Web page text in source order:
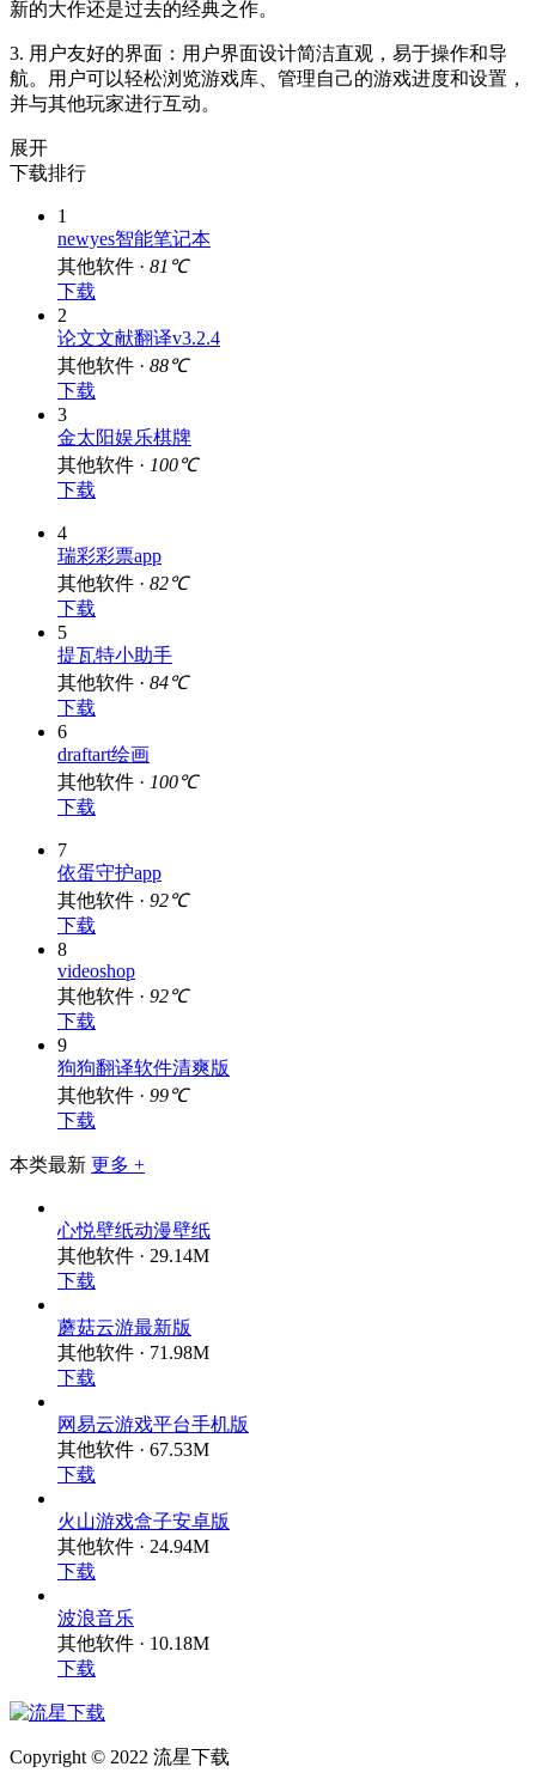
新的大作还是过去的经典之作。
3. 用户友好的界面：用户界面设计简洁直观，易于操作和导
航。用户可以轻松浏览游戏库、管理自己的游戏进度和设置，
并与其他玩家进行互动。
展开
下载排行
1
newyes智能笔记本
其他软件 · 81℃
下载
2
论文文献翻译v3.2.4
其他软件 · 88℃
下载
3
金太阳娱乐棋牌
其他软件 · 100℃
下载
4
瑞彩彩票app
其他软件 · 82℃
下载
5
提瓦特小助手
其他软件 · 84℃
下载
6
draftart绘画
其他软件 · 100℃
下载
7
依蛋守护app
其他软件 · 92℃
下载
8
videoshop
其他软件 · 92℃
下载
9
狗狗翻译软件清爽版
其他软件 · 99℃
下载
本类最新 更多 +
心悦壁纸动漫壁纸
其他软件 · 29.14M
下载
蘑菇云游最新版
其他软件 · 71.98M
下载
网易云游戏平台手机版
其他软件 · 67.53M
下载
火山游戏盒子安卓版
其他软件 · 24.94M
下载
波浪音乐
其他软件 · 10.18M
下载
Copyright © 2022 流星下载